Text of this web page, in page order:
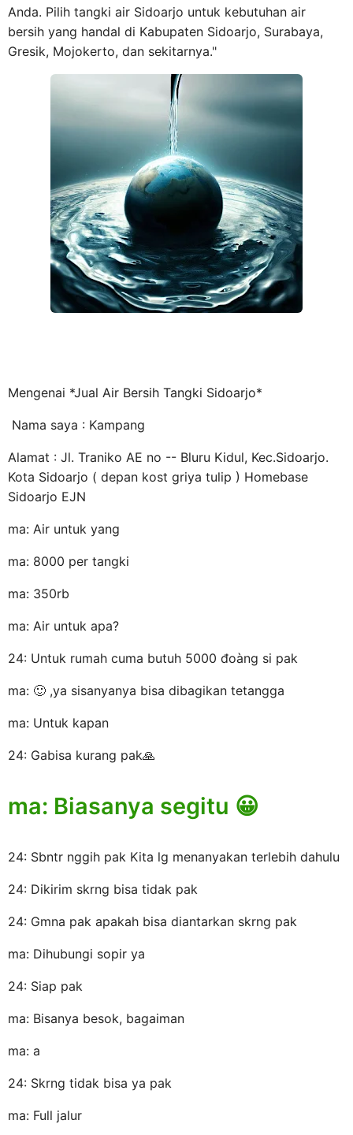
Anda. Pilih tangki air Sidoarjo untuk kebutuhan air
bersih yang handal di Kabupaten Sidoarjo, Surabaya,
Gresik, Mojokerto, dan sekitarnya."
Mengenai *Jual Air Bersih Tangki Sidoarjo*
Nama saya : Kampang
Alamat : Jl. Traniko AE no -- Bluru Kidul, Kec.Sidoarjo.
Kota Sidoarjo ( depan kost griya tulip ) Homebase
Sidoarjo EJN
ma: Air untuk yang
ma: 8000 per tangki
ma: 350rb
ma: Air untuk apa?
24: Untuk rumah cuma butuh 5000 đoàng si pak
ma: 🙂 ,ya sisanyanya bisa dibagikan tetangga
ma: Untuk kapan
24: Gabisa kurang pak🙏
ma: Biasanya segitu 😀
24: Sbntr nggih pak Kita lg menanyakan terlebih dahulu
24: Dikirim skrng bisa tidak pak
24: Gmna pak apakah bisa diantarkan skrng pak
ma: Dihubungi sopir ya
24: Siap pak
ma: Bisanya besok, bagaiman
ma: a
24: Skrng tidak bisa ya pak
ma: Full jalur